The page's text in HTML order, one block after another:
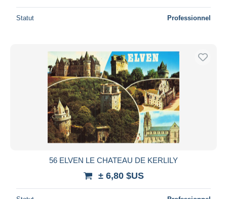
Statut Professionnel
56 ELVEN LE CHATEAU DE KERLILY
± 6,80 $US